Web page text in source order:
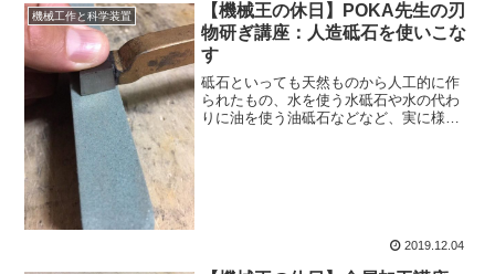
機械工作と科学装置
【機械王の休日】POKA先生の刃
物研ぎ講座：人造砥石を使いこな
す
砥石といっても天然ものから人工的に作
られたもの、水を使う水砥石や水の代わ
りに油を使う油砥石などなど、実に様々
2019.12.04